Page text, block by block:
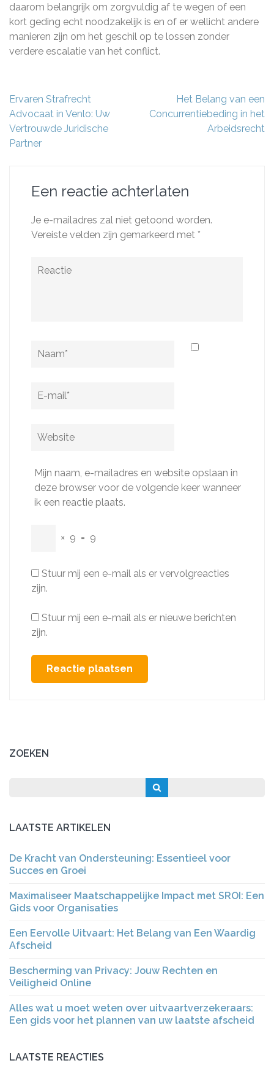
daarom belangrijk om zorgvuldig af te wegen of een
kort geding echt noodzakelijk is en of er wellicht andere
manieren zijn om het geschil op te lossen zonder
verdere escalatie van het conflict.
Berichtnavigatie
Ervaren Strafrecht
Advocaat in Venlo: Uw
Vertrouwde Juridische
Partner
Het Belang van een
Concurrentiebeding in het
Arbeidsrecht
Een reactie achterlaten
Je e-mailadres zal niet getoond worden.
Vereiste velden zijn gemarkeerd met *
Mijn naam, e-mailadres en website opslaan in
deze browser voor de volgende keer wanneer
ik een reactie plaats.
× 9 = 9
Stuur mij een e-mail als er vervolgreacties
zijn.
Stuur mij een e-mail als er nieuwe berichten
zijn.
ZOEKEN
LAATSTE ARTIKELEN
De Kracht van Ondersteuning: Essentieel voor
Succes en Groei
Maximaliseer Maatschappelijke Impact met SROI: Een
Gids voor Organisaties
Een Eervolle Uitvaart: Het Belang van Een Waardig
Afscheid
Bescherming van Privacy: Jouw Rechten en
Veiligheid Online
Alles wat u moet weten over uitvaartverzekeraars:
Een gids voor het plannen van uw laatste afscheid
LAATSTE REACTIES